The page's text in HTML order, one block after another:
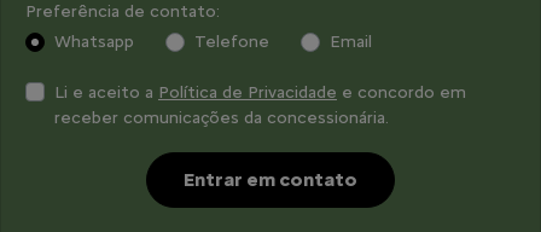
Preferência de contato:
Whatsapp
Telefone Email
Li e aceito a Política de Privacidade e concordo em
receber comunicações da concessionária.
Entrar em contato